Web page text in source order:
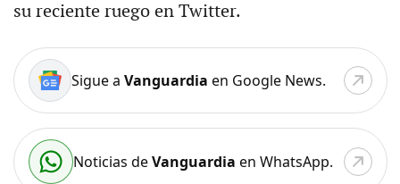
su reciente ruego en Twitter.
Sigue a Vanguardia en Google News.
Noticias deVanguardia en WhatsApp.